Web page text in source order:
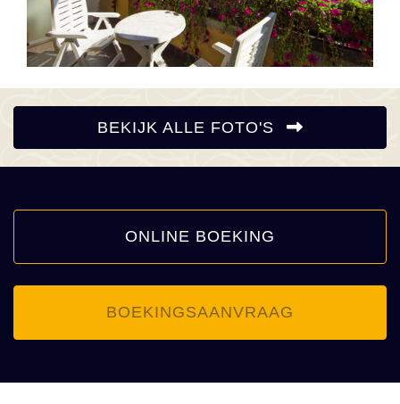
BEKIJK ALLE FOTO'S
ONLINE BOEKING
BOEKINGSAANVRAAG